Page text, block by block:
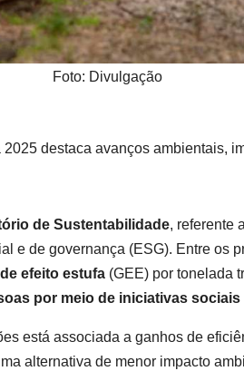
Foto: Divulgação
destaca avanços ambientais,
de Sustentabilidade, referente
e de governança (ESG). Entre os
efeito estufa (GEE) por tonelada
por meio de iniciativas
está associada a ganhos de
alternativa de menor impacto